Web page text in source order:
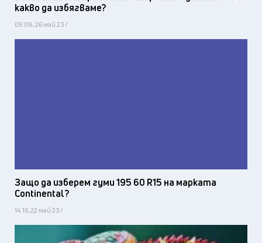
какво да избягваме?
09:08, 26 май 23 /
Защо да изберем гуми 195 60 R15 на марката
Continental?
14:16, 22 май 23 /